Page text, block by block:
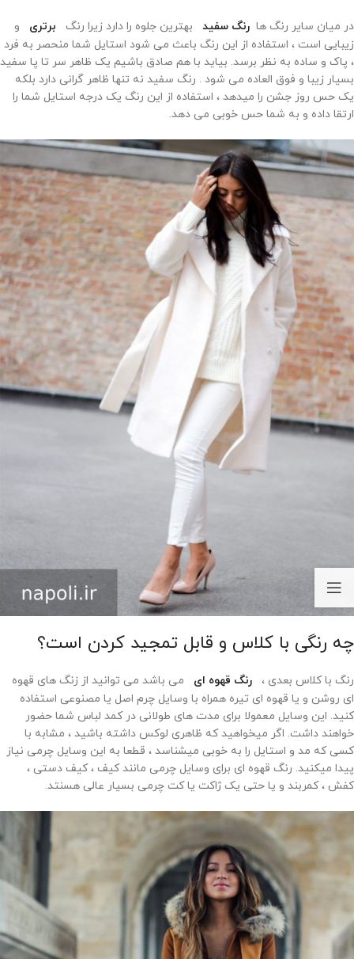
در میان سایر رنگ ها رنگ سفید بهترین جلوه را دارد زیرا رنگ برتری
و
زیبایی است ، استفاده از این رنگ باعث می شود استایل شما منحصر به فرد
، پاک و ساده به نظر برسد. بیاید با هم صادق باشیم یک ظاهر سر تا پا سفید
بسیار زیبا و فوق العاده می شود . رنگ سفید نه تنها ظاهر گرانی دارد بلکه
یک حس روز جشن را میدهد ، استفاده از این رنگ یک درجه استایل شما را
ارتقا داده و به شما حس خوبی می دهد.
چه رنگی با کلاس و قابل تمجید کردن است؟
رنگ با کلاس بعدی ، رنگ قهوه ای
می باشد می توانید از زنگ های قهوه
ای روشن و یا قهوه ای تیره همراه با وسایل چرم اصل یا مصنوعی استفاده
کنید. این وسایل معمولا برای مدت های طولانی در کمد لباس شما حضور
خواهند داشت. اگر میخواهید که ظاهری لوکس داشته باشید ، مشابه با
کسی که مد و استایل را به خوبی میشناسد ، قطعا به این وسایل چرمی نیاز
پیدا میکنید. رنگ قهوه ای برای وسایل چرمی مانند کیف ، کیف دستی ،
کفش ، کمربند و یا حتی یک ژاکت یا کت چرمی بسیار عالی هسنتد.